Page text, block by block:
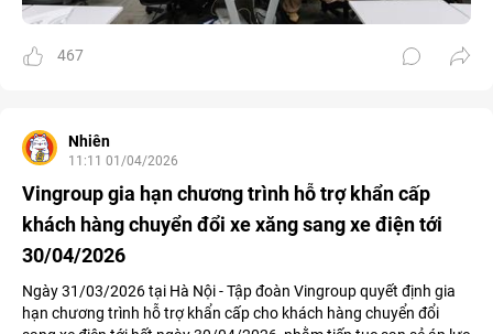
467
Nhiên
11:11 01/04/2026
Vingroup gia hạn chương trình hỗ trợ khẩn cấp
khách hàng chuyển đổi xe xăng sang xe điện tới
30/04/2026
Ngày 31/03/2026 tại Hà Nội - Tập đoàn Vingroup quyết định gia
hạn chương trình hỗ trợ khẩn cấp cho khách hàng chuyển đổi